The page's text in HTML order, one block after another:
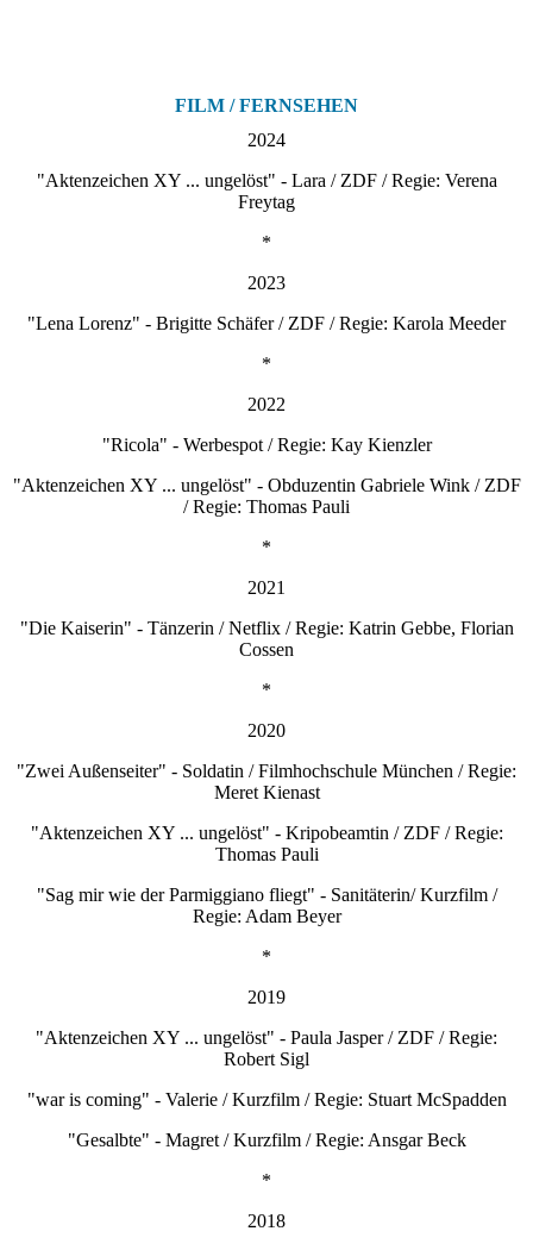
FILM / FERNSEHEN
2024
"Aktenzeichen XY ... ungelöst" - Lara / ZDF / Regie: Verena
Freytag
*
2023
"Lena Lorenz" - Brigitte Schäfer / ZDF / Regie: Karola Meeder
*
2022
"Ricola" - Werbespot / Regie: Kay Kienzler
"Aktenzeichen XY ... ungelöst" - Obduzentin Gabriele Wink / ZDF
/ Regie: Thomas Pauli
*
2021
"Die Kaiserin" - Tänzerin / Netflix / Regie: Katrin Gebbe, Florian
Cossen
*
2020
"Zwei Außenseiter" - Soldatin / Filmhochschule München / Regie:
Meret Kienast
"Aktenzeichen XY ... ungelöst" - Kripobeamtin / ZDF / Regie:
Thomas Pauli
"Sag mir wie der Parmiggiano fliegt" - Sanitäterin/ Kurzfilm /
Regie: Adam Beyer
*
2019
"Aktenzeichen XY ... ungelöst" - Paula Jasper / ZDF / Regie:
Robert Sigl
"war is coming" - Valerie / Kurzfilm / Regie: Stuart McSpadden
"Gesalbte" - Magret / Kurzfilm / Regie: Ansgar Beck
*
2018